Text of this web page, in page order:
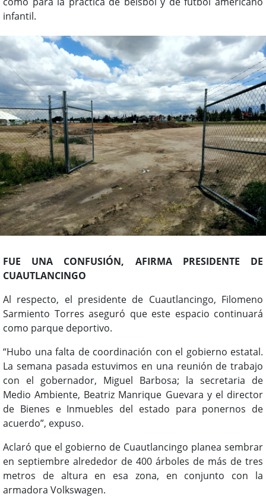
infantil.
FUE UNA CONFUSIÓN, AFIRMA PRESIDENTE DE
CUAUTLANCINGO
Al respecto, el presidente de Cuautlancingo, Filomeno
Sarmiento Torres aseguró que este espacio continuará
como parque deportivo.
“Hubo una falta de coordinación con el gobierno estatal.
La semana pasada estuvimos en una reunión de trabajo
con el gobernador, Miguel Barbosa; la secretaria de
Medio Ambiente, Beatriz Manrique Guevara y el director
de Bienes e Inmuebles del estado para ponernos de
acuerdo”, expuso.
Aclaró que el gobierno de Cuautlancingo planea sembrar
en septiembre alrededor de 400 árboles de más de tres
metros de altura en esa zona, en conjunto con la
armadora Volkswagen.